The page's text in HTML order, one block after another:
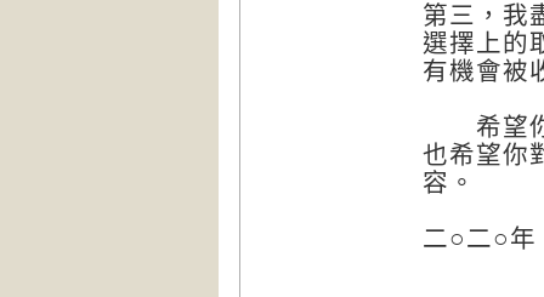
第三，我
選擇上的
有機會被
希望你
也希望你
二○二○